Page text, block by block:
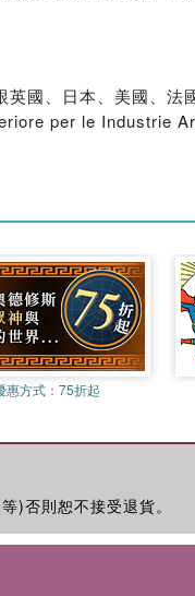
國、日本、美國、
per le Industrie
惠方式： 75折起
)否則恕不接受退貨。